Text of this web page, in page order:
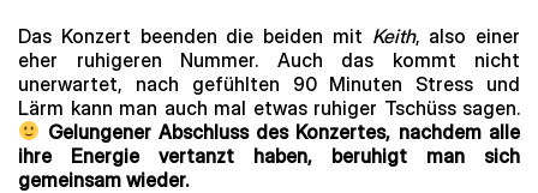
Das Konzert beenden die beiden mit Keith, also einer
eher ruhigeren Nummer. Auch das kommt nicht
unerwartet, nach gefühlten 90 Minuten Stress und
Lärm kann man auch mal etwas ruhiger Tschüss sagen.
Gelungener Abschluss des Konzertes, nachdem alle
ihre Energie vertanzt haben, beruhigt man sich
gemeinsam wieder.